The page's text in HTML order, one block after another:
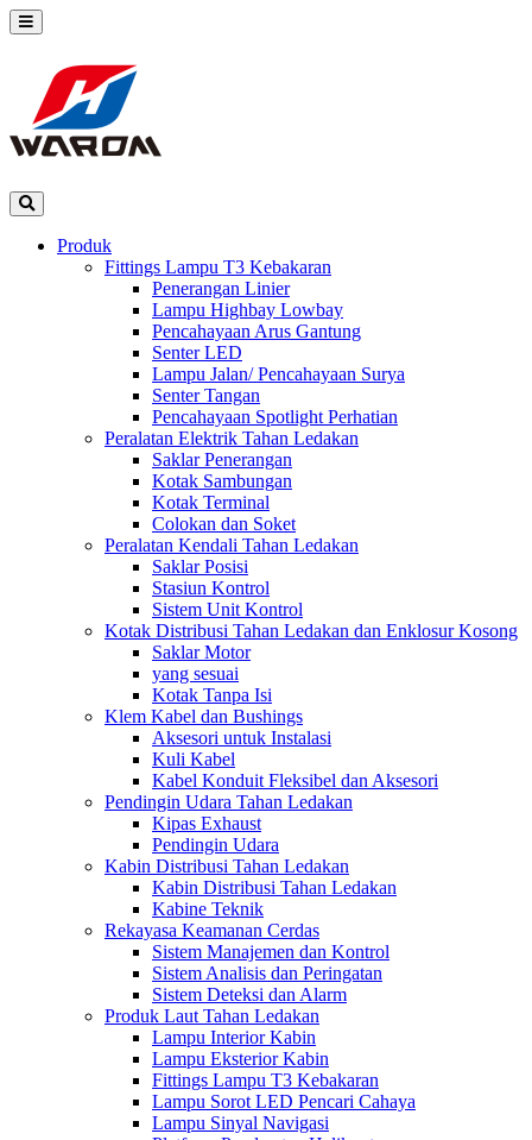
Produk
Fittings Lampu T3 Kebakaran
Penerangan Linier
Lampu Highbay Lowbay
Pencahayaan Arus Gantung
Senter LED
Lampu Jalan/ Pencahayaan Surya
Senter Tangan
Pencahayaan Spotlight Perhatian
Peralatan Elektrik Tahan Ledakan
Saklar Penerangan
Kotak Sambungan
Kotak Terminal
Colokan dan Soket
Peralatan Kendali Tahan Ledakan
Saklar Posisi
Stasiun Kontrol
Sistem Unit Kontrol
Kotak Distribusi Tahan Ledakan dan Enklosur Kosong
Saklar Motor
yang sesuai
Kotak Tanpa Isi
Klem Kabel dan Bushings
Aksesori untuk Instalasi
Kuli Kabel
Kabel Konduit Fleksibel dan Aksesori
Pendingin Udara Tahan Ledakan
Kipas Exhaust
Pendingin Udara
Kabin Distribusi Tahan Ledakan
Kabin Distribusi Tahan Ledakan
Kabine Teknik
Rekayasa Keamanan Cerdas
Sistem Manajemen dan Kontrol
Sistem Analisis dan Peringatan
Sistem Deteksi dan Alarm
Produk Laut Tahan Ledakan
Lampu Interior Kabin
Lampu Eksterior Kabin
Fittings Lampu T3 Kebakaran
Lampu Sorot LED Pencari Cahaya
Lampu Sinyal Navigasi